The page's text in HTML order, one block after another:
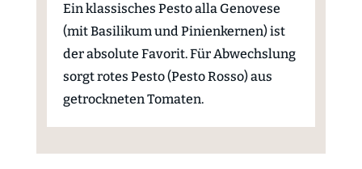
Ein klassisches Pesto alla Genovese
(mit Basilikum und Pinienkernen) ist
der absolute Favorit. Für Abwechslung
sorgt rotes Pesto (Pesto Rosso) aus
getrockneten Tomaten.